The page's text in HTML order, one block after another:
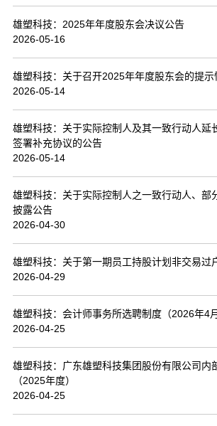
联系我们
雄塑科技：2025年年度股东会决议公告
2026-05-16
雄塑科技：关于召开2025年年度股东会的提示
2026-05-14
雄塑科技：关于实际控制人及其一致行动人延
签署补充协议的公告
2026-05-14
雄塑科技：关于实际控制人之一致行动人、部
披露公告
2026-04-30
雄塑科技：关于第一期员工持股计划非交易过
2026-04-29
雄塑科技：会计师事务所选聘制度（2026年4
2026-04-25
雄塑科技：广东雄塑科技集团股份有限公司内
（2025年度）
2026-04-25